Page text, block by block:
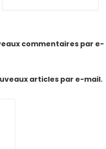
commentaires par e-
articles par e-mail.